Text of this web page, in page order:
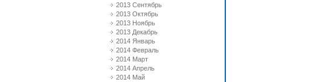
2013 Сентябрь
2013 Октябрь
2013 Ноябрь
2013 Декабрь
2014 Январь
2014 Февраль
2014 Март
2014 Апрель
2014 Май